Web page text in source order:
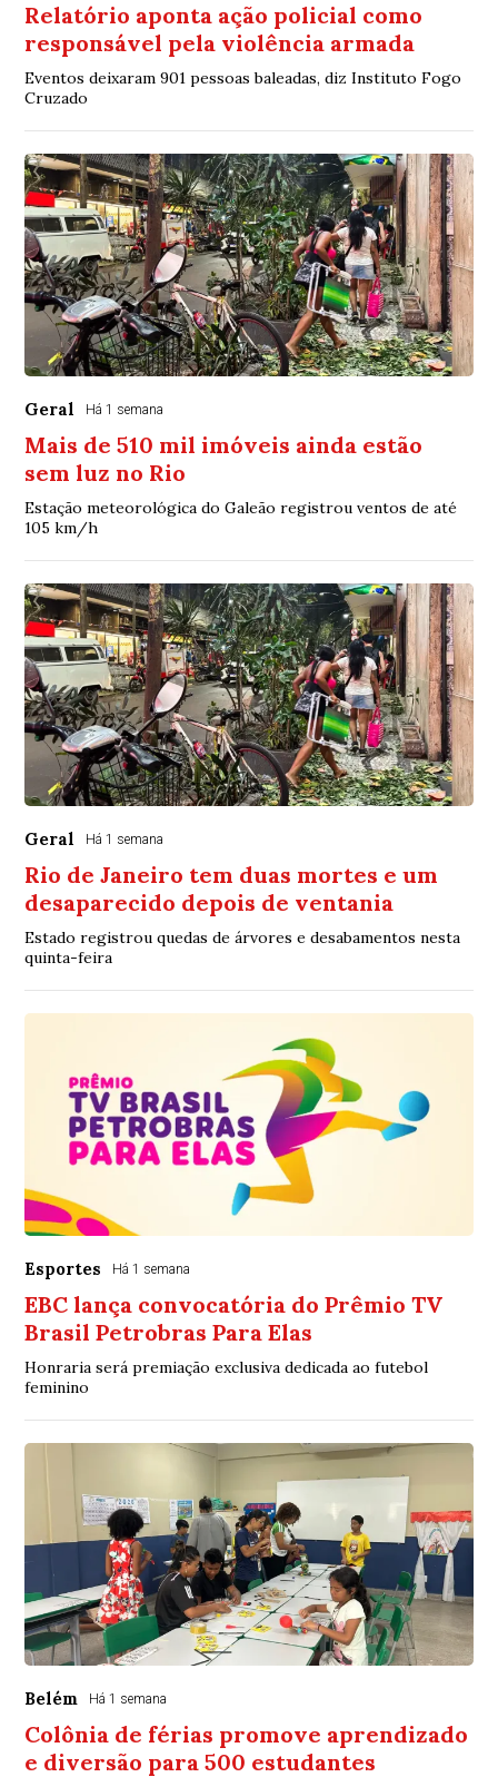
Relatório aponta ação policial como
responsável pela violência armada
Eventos deixaram 901 pessoas baleadas, diz Instituto Fogo
Cruzado
Geral Há 1 semana
Mais de 510 mil imóveis ainda estão
sem luz no Rio
Estação meteorológica do Galeão registrou ventos de até
105 km/h
Geral Há 1 semana
Rio de Janeiro tem duas mortes e um
desaparecido depois de ventania
Estado registrou quedas de árvores e desabamentos nesta
quinta-feira
Esportes Há 1 semana
EBC lança convocatória do Prêmio TV
Brasil Petrobras Para Elas
Honraria será premiação exclusiva dedicada ao futebol
feminino
Belém Há 1 semana
Colônia de férias promove aprendizado
e diversão para 500 estudantes